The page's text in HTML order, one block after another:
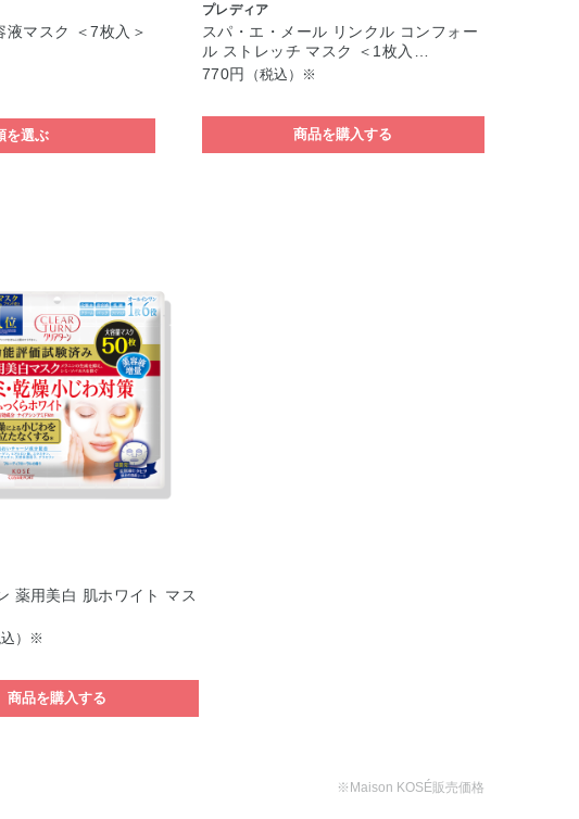
液マスク ＜7枚入＞
を選ぶ
プレディア
スパ・エ・メール リンクル コンフォー
ル ストレッチ マスク ＜1枚入…
770円
（税込）※
商品を購入する
薬用美白 肌ホワイト マス
込）※
商品を購入する
※Maison KOSÉ販売価格